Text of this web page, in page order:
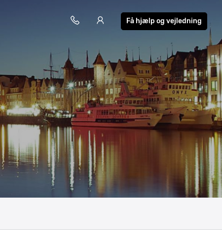
Få hjælp og vejledning